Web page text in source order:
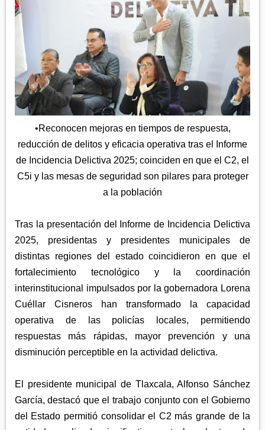
TURISMO
DEPORTES
CAPITAL
REGIÓN ORIENTE
HUAMANTLA
IXTENCO
CUAPIAXTLA
TEQUEXQUITLA
ZITLALTEPEC
REGIÓN CENTRO-NORTE
APIZACO
SAN JOSÉ TEACALCO
TLAXCO
APETATITLÁN
CHIAUTEMPAN
PANOTLA
SAN PABLO DEL MONTE
HUEYOTLIPAN
NANACAMILPA
SANCTÓRUM
NACIONAL
TELEMEDIOS TV
•Reconocen mejoras en tiempos de respuesta,
reducción de delitos y eficacia operativa tras el Informe
de Incidencia Delictiva 2025; coinciden en que el C2, el
C5i y las mesas de seguridad son pilares para proteger
a la población
Tras la presentación del Informe de Incidencia Delictiva
2025, presidentas y presidentes municipales de
distintas regiones del estado coincidieron en que el
fortalecimiento tecnológico y la coordinación
interinstitucional impulsados por la gobernadora Lorena
Cuéllar Cisneros han transformado la capacidad
operativa de las policías locales, permitiendo
respuestas más rápidas, mayor prevención y una
disminución perceptible en la actividad delictiva.
El presidente municipal de Tlaxcala, Alfonso Sánchez
García, destacó que el trabajo conjunto con el Gobierno
del Estado permitió consolidar el C2 más grande de la